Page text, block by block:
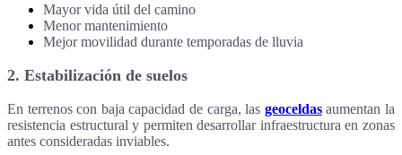
Mayor vida útil del camino
Menor mantenimiento
Mejor movilidad durante temporadas de lluvia
2. Estabilización de suelos
En terrenos con baja capacidad de carga, las geoceldasaumentan la
resistencia estructural y permiten desarrollar infraestructura en zonas
antes consideradas inviables.